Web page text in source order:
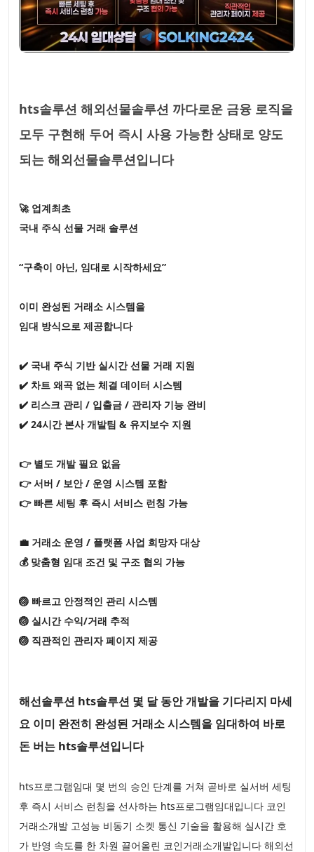
hts솔루션 해외선물솔루션 까다로운 금융 로직을
모두 구현해 두어 즉시 사용 가능한 상태로 양도
되는 해외선물솔루션입니다
🚀 업계최초
국내 주식 선물 거래 솔루션
“구축이 아닌, 임대로 시작하세요”
이미 완성된 거래소 시스템을
임대 방식으로 제공합니다
✔️ 국내 주식 기반 실시간 선물 거래 지원
✔️ 차트 왜곡 없는 체결 데이터 시스템
✔️ 리스크 관리 / 입출금 / 관리자 기능 완비
✔️ 24시간 본사 개발팀 & 유지보수 지원
👉 별도 개발 필요 없음
👉 서버 / 보안 / 운영 시스템 포함
👉 빠른 세팅 후 즉시 서비스 런칭 가능
💼 거래소 운영 / 플랫폼 사업 희망자 대상
💰 맞춤형 임대 조건 및 구조 협의 가능
🏐 빠르고 안정적인 관리 시스템
🏐 실시간 수익/거래 추적
🏐 직관적인 관리자 페이지 제공
해선솔루션 hts솔루션 몇 달 동안 개발을 기다리지 마세
요 이미 완전히 완성된 거래소 시스템을 임대하여 바로
돈 버는 hts솔루션입니다
hts프로그램임대 몇 번의 승인 단계를 거쳐 곧바로 실서버 세팅
후 즉시 서비스 런칭을 선사하는 hts프로그램임대입니다 코인
거래소개발 고성능 비동기 소켓 통신 기술을 활용해 실시간 호
가 반영 속도를 한 차원 끌어올린 코인거래소개발입니다 해외선